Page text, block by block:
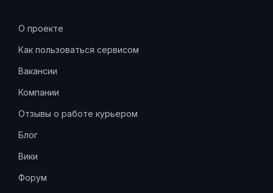
О проекте
Как пользоваться сервисом
Вакансии
Компании
Отзывы о работе курьером
Блог
Вики
Форум